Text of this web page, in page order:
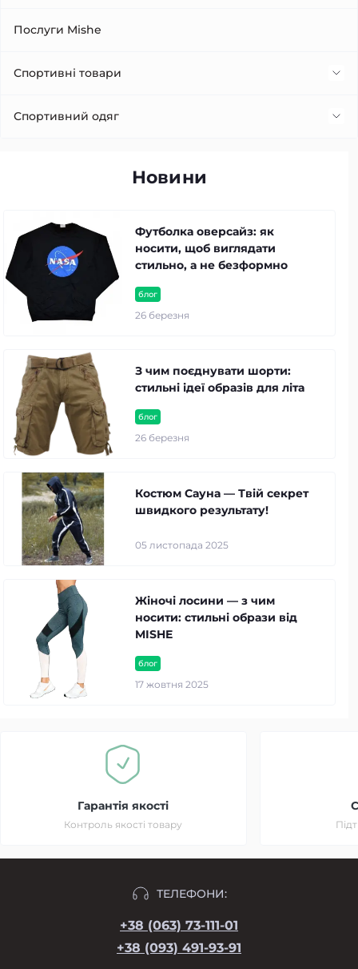
Жилетка
Сукні
Футболки
Послуги Mishe
Спортивні товари
Костюм для зменшення ваги (костюми сауна)
Спортивний одяг
Спортивні костюми
Спортивні штани
Новини
блог
26 березня
Футболка оверсайз: як
носити, щоб виглядати
стильно, а не безформно
блог
26 березня
З чим поєднувати шорти:
стильні ідеї образів для літа
05 листопада 2025
Костюм Сауна — Твій секрет
швидкого результату!
блог
17 жовтня 2025
Жіночі лосини — з чим
носити: стильні образи від
MISHE
Гарантія якості
Контроль якості товару
ТЕЛЕФОНИ:
+38 (063) 73-111-01
+38 (093) 491-93-91